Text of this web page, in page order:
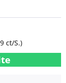
ct/S.)